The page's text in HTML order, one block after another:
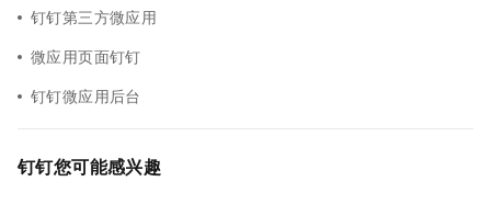
钉钉第三方微应用
微应用页面钉钉
钉钉微应用后台
钉钉您可能感兴趣